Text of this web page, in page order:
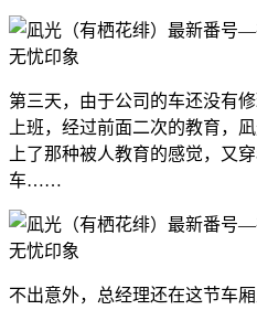
第三天，由于公司的车还没有
上班，经过前面二次的教育，
上了那种被人教育的感觉，又
车……
不出意外，总经理还在这节车